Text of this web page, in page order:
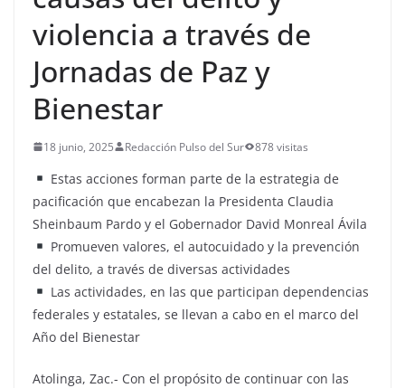
violencia a través de
Jornadas de Paz y
Bienestar
18 junio, 2025 Redacción Pulso del Sur 878 visitas
Estas acciones forman parte de la estrategia de
pacificación que encabezan la Presidenta Claudia
Sheinbaum Pardo y el Gobernador David Monreal Ávila
Promueven valores, el autocuidado y la prevención
del delito, a través de diversas actividades
Las actividades, en las que participan dependencias
federales y estatales, se llevan a cabo en el marco del
Año del Bienestar
Atolinga, Zac.- Con el propósito de continuar con las